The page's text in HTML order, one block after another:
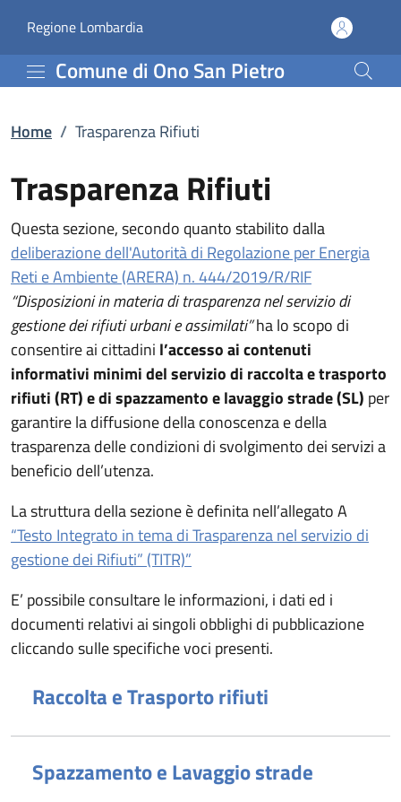
Trasparenza Rifiuti |
Regione Lombardia(apre in un'altra scheda).
Comune di Ono San Pietro
Home / Trasparenza Rifiuti
Trasparenza Rifiuti
Questa sezione, secondo quanto stabilito dalla
deliberazione dell'Autorità di Regolazione per Energia
Reti e Ambiente (ARERA) n. 444/2019/R/RIF
“Disposizioni in materia di trasparenza nel servizio di
gestione dei rifiuti urbani e assimilati”ha lo scopo di
consentire ai cittadini l’accesso ai contenuti
informativi minimi del servizio di raccolta e trasporto
rifiuti (RT) e di spazzamento e lavaggio strade (SL) per
garantire la diffusione della conoscenza e della
trasparenza delle condizioni di svolgimento dei servizi a
beneficio dell’utenza.
La struttura della sezione è definita nell’allegato A
“Testo Integrato in tema di Trasparenza nel servizio di
gestione dei Rifiuti” (TITR)”
E’ possibile consultare le informazioni, i dati ed i
documenti relativi ai singoli obblighi di pubblicazione
cliccando sulle specifiche voci presenti.
Raccolta e Trasporto rifiuti
Spazzamento e Lavaggio strade